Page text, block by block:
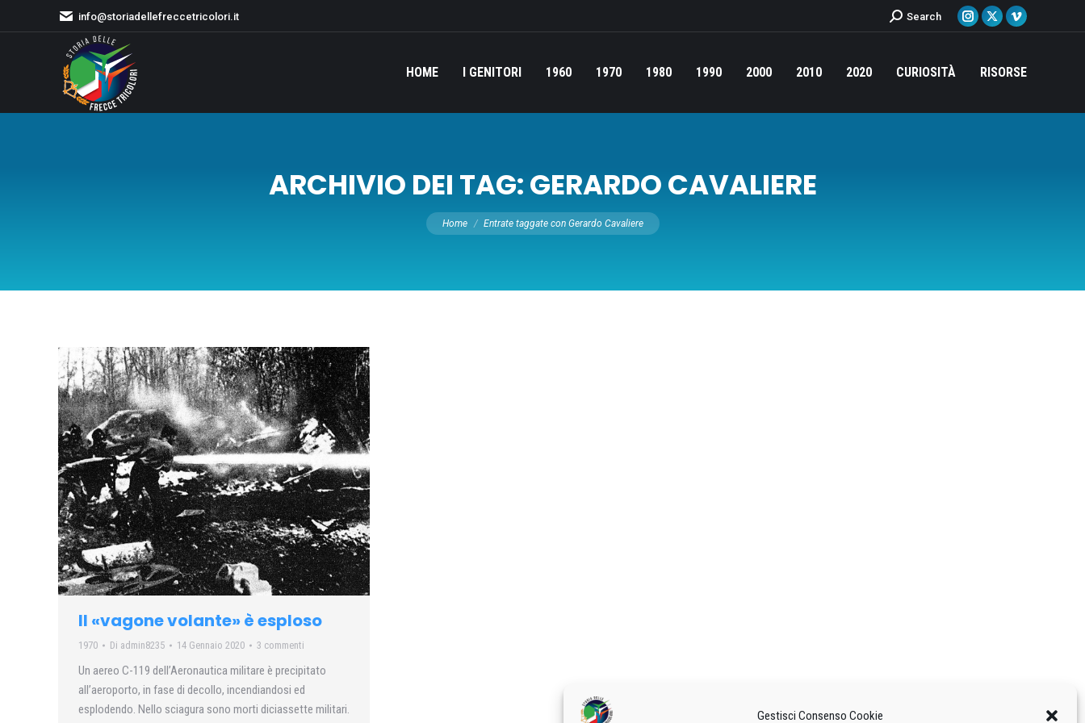
Gestisci Consenso Cookie
info@storiadellefreccetricolori.it Cerca:Search
Instagram
opens
new
X
opens
new
Vimeo
opens
new
HOME I GENITORI 1960 1970 1980 1990 2000 2010 2020 CURIOSITÀ RISORSE
ARCHIVIO DEI TAG:GERARDO CAVALIERE
Tu sei qui:
Home Entrate taggate con Gerardo Cavaliere
Il «vagone volante» è esploso
1970 Di admin8235 14 Gennaio 2020 3 commenti
Un aereo C-119 dell’Aeronautica militare è precipitato
all’aeroporto, in fase di decollo, incendiandosi ed
esplodendo. Nello sciagura sono morti diciassette militari.